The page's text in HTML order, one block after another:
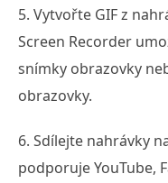
5. Vytvořte GIF z
Screen Recorder
snímky obrazovky
obrazovky.
6. Sdílejte nahrávky
podporuje YouTube,